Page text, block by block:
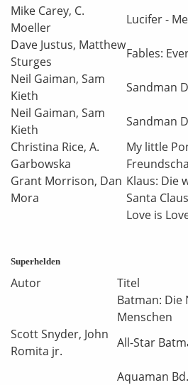
Mike Carey, C.
Moeller
Lucifer -
Dave Justus, Matthew
Sturges
Fables:
Neil Gaiman, Sam
Kieth
Sandman
Neil Gaiman, Sam
Kieth
Sandman
Christina Rice, A.
Garbowska
My little
Grant Morrison, Dan
Mora
Klaus: Die
Santa Claus
Love is
Superhelden
Autor Titel
Batman: Die
Menschen
Scott Snyder, John
Romita jr.
All-Star
Aquaman